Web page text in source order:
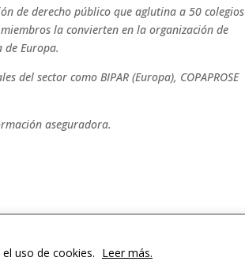
uso de cookies. Leer más.
de derecho público que aglutina a 50 colegios
la convierten en la organización de
de Europa.
sector como BIPAR (Europa), COPAPROSE
aseguradora.